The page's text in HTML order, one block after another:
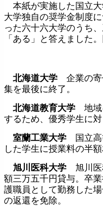
本紙が実施した国立
大学独自の奨学金制度
った六十六大学のうち
「ある」と答えました
北海道大学 企業の寄
集を最後に終了。
北海道教育大学 地域
するため、優秀学生に
室蘭工業大学 国立高
した学生に授業料の半
旭川医科大学 旭川医
額三万五千円貸与。卒
護職員として勤務した
の返還を免除。